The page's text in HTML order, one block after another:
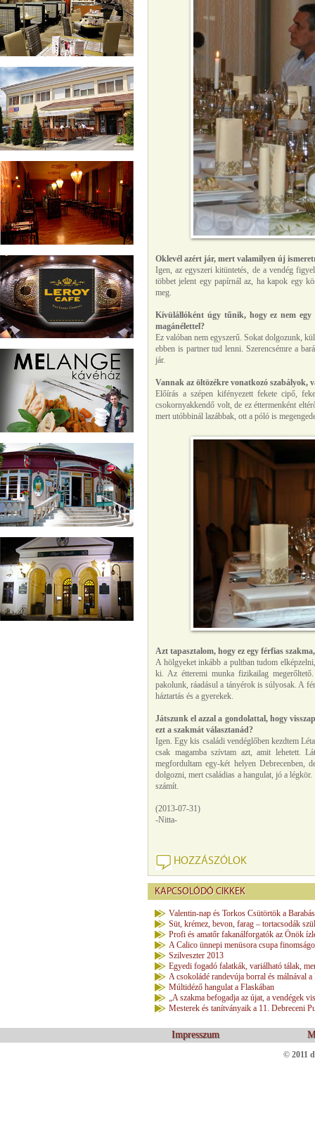
Oklevél azért jár, mert valamilyen új
Igen, az egyszeri kitüntetés, de a vendég
többet jelent egy papírnál az, ha kapok egy
meg.
Kívülállóként úgy tűnik, hogy ez nem egy
magánélettel?
Ez valóban nem egyszerű. Sokat dolgozunk,
ebben is partner tud lenni. Szerencsémre a
jár.
Vannak az öltözékre vonatkozó szabályok,
Előírás a szépen kifényezett fekete cipő,
csokornyakkendő volt, de ez éttermenként
mert utóbbinál lazábbak, ott a póló is
Azt tapasztalom, hogy ez egy férfias
A hölgyeket inkább a pultban tudom
ki. Az étteremi munka fizikailag
pakolunk, ráadásul a tányérok is súlyosak. A
háztartás és a gyerekek.
Játszunk el azzal a gondolattal, hogy
ezt a szakmát választanád?
Igen. Egy kis családi vendéglőben kezdtem
csak magamba szívtam azt, amit lehetett.
megfordultam egy-két helyen Debrecenben,
dolgozni, mert családias a hangulat, jó a
számít.
(2013-07-31)
-Nitta-
HOZZÁSZÓLOK
KAPCSOLÓDÓ CIKKEK
Valentin-nap és Torkos Csütörtök a
Süt, krémez, bevon, farag – tortacsodák
Profi és amatőr fakanálforgatók az Önök
A Calico ünnepi menüsora csupa
Szilveszter 2013
Egyedi fogadó falatkák, variálható tálak,
A csokoládé randevúja borral és málnával a
Múltidéző hangulat a Flaskában
„A szakma befogadja az újat, a vendégek
Mesterek és tanítványaik a 11. Debreceni
Impresszum
© 2011